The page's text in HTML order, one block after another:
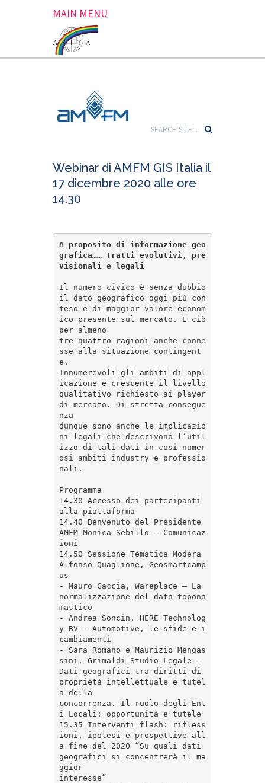
MAIN MENU
Webinar di AMFM GIS Italia il
17 dicembre 2020 alle ore
14.30
A proposito di informazione geo
grafica…… Tratti evolutivi, pre
Il numero civico è senza dubbio
il dato geografico oggi più con
teso e di maggior valore econom
ico presente sul mercato. E ciò
per almeno
tre-quattro ragioni anche conne
sse alla situazione contingent
e.
Innumerevoli gli ambiti di appl
icazione e crescente il livello
qualitativo richiesto ai player
di mercato. Di stretta consegue
nza
dunque sono anche le implicazio
ni legali che descrivono l’util
izzo di tali dati in cosi numer
osi ambiti industry e professio
nali.
Programma
14.30 Accesso dei partecipanti
alla piattaforma
14.40 Benvenuto del Presidente
AMFM Monica Sebillo - Comunicaz
ioni
14.50 Sessione Tematica Modera
Alfonso Quaglione, Geosmartcamp
us
- Mauro Caccia, Wareplace – La
normalizzazione del dato topono
mastico
- Andrea Soncin, HERE Technolog
y BV – Automotive, le sfide e i
cambiamenti
- Sara Romano e Maurizio Mengas
sini, Grimaldi Studio Legale -
Dati geografici tra diritti di
proprietà intellettuale e tutel
a della
concorrenza. Il ruolo degli Ent
i Locali: opportunità e tutele
15.35 Interventi flash: rifless
ioni, ipotesi e prospettive all
a fine del 2020 “Su quali dati
geografici si concentrerà il ma
ggior
interesse”